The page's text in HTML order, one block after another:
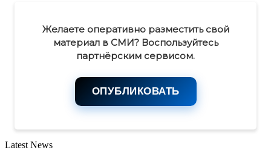
Желаете оперативно разместить свой
материал в СМИ? Воспользуйтесь
партнёрским сервисом.
ОПУБЛИКОВАТЬ
Latest News